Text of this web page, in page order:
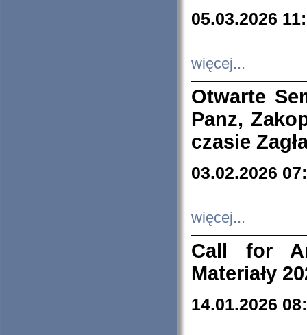
05.03.2026
więcej...
Otwarte
Panz,
czasie
03.02.2026
więcej...
Call for
Materiały
14.01.2026